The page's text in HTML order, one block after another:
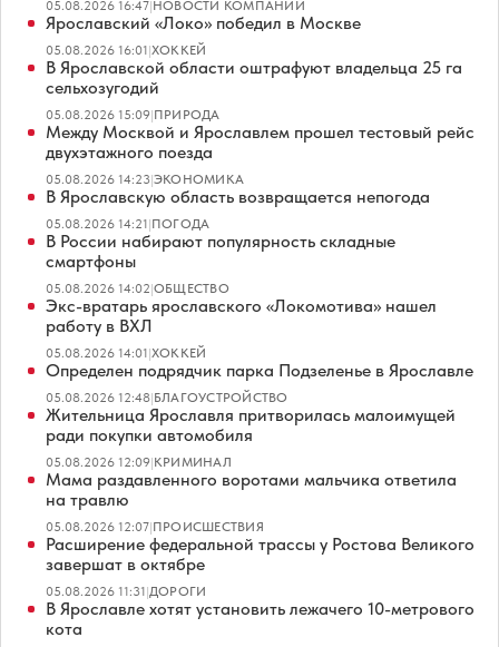
05.08.2026 16:47|НОВОСТИ КОМПАНИЙ
Ярославский «Локо» победил в Москве
05.08.2026 16:01|ХОККЕЙ
В Ярославской области оштрафуют владельца 25 га
сельхозугодий
05.08.2026 15:09|ПРИРОДА
Между Москвой и Ярославлем прошел тестовый рейс
двухэтажного поезда
05.08.2026 14:23|ЭКОНОМИКА
В Ярославскую область возвращается непогода
05.08.2026 14:21|ПОГОДА
В России набирают популярность складные
смартфоны
05.08.2026 14:02|ОБЩЕСТВО
Экс-вратарь ярославского «Локомотива» нашел
работу в ВХЛ
05.08.2026 14:01|ХОККЕЙ
Определен подрядчик парка Подзеленье в Ярославле
05.08.2026 12:48|БЛАГОУСТРОЙСТВО
Жительница Ярославля притворилась малоимущей
ради покупки автомобиля
05.08.2026 12:09|КРИМИНАЛ
Мама раздавленного воротами мальчика ответила
на травлю
05.08.2026 12:07|ПРОИСШЕСТВИЯ
Расширение федеральной трассы у Ростова Великого
завершат в октябре
05.08.2026 11:31|ДОРОГИ
В Ярославле хотят установить лежачего 10-метрового
кота